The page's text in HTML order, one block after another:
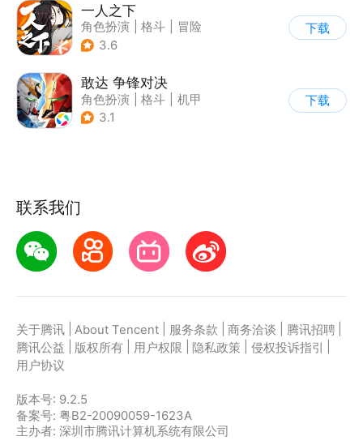
一人之下
角色扮演 格斗
冒险
| 一人之下
3.6
下载
敢达 争锋对决
角色扮演 格斗
机甲
| 敢达
3.1
下载
联系我们
关于腾讯 About Tencent 服务条款 商务洽谈 腾讯招聘
腾讯公益
版权所有 用户权限 隐私政策 侵权投诉指引
用户协议
版本号: 9.2.5
备案号: 粤B2-20090059-1623A
主办者: 深圳市腾讯计算机系统有限公司